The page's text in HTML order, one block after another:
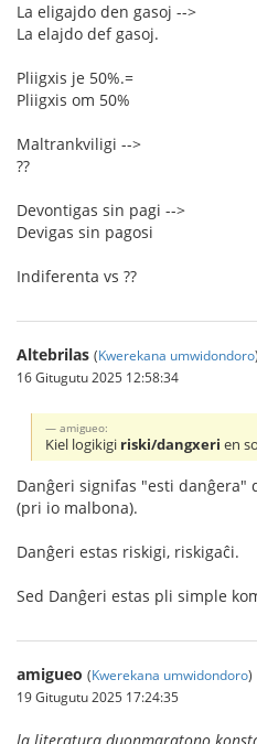
La eligajdo den gasoj -->
La elajdo def gasoj.
Pliigxis je 50%.=
Pliigxis om 50%
Maltrankviligi -->
??
Devontigas sin pagi -->
Devigas sin pagosi
Indiferenta vs ??
Altebrilas (Kwerekana umwidondoro)
16 Gitugutu 2025 12:58:34
amigueo:
Kiel logikigi riski/dangxeri en
Danĝeri signifas "esti danĝera"
(pri io malbona).
Danĝeri estas riskigi, riskigaĉi.
Sed Danĝeri estas pli simple
amigueo (Kwerekana umwidondoro)
19 Gitugutu 2025 17:24:35